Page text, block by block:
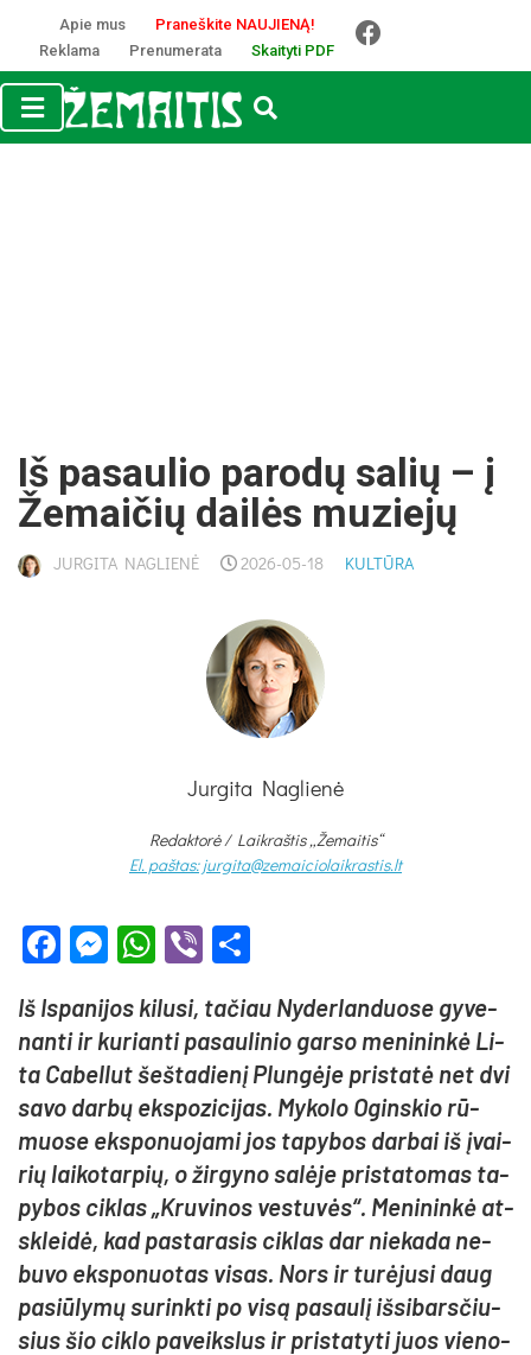
Apie mus
Praneškite NAUJIENĄ!
Reklama
Prenumerata Skaityti PDF
Iš pa­sau­lio pa­ro­dų sa­lių – į
Že­mai­čių dai­lės mu­zie­jų
JURGITA NAGLIENĖ 2026-05-18 KULTŪRA
Jurgita Naglienė
Redaktorė / Laikraštis „Žemaitis“
El. paštas: jurgita@zemaiciolaikrastis.lt
Facebook
Messenger
WhatsApp
Viber
Iš Is­pa­ni­jos ki­lu­si, ta­čiau Ny­der­lan­duo­se gy­ve­
nan­ti ir ku­rian­ti pa­sau­li­nio gar­so me­ni­nin­kė Li­
ta Ca­bel­lut šeš­ta­die­nį Plun­gė­je pri­sta­tė net dvi
sa­vo dar­bų eks­po­zi­ci­jas. My­ko­lo Ogins­kio rū­
muo­se eks­po­nuo­ja­mi jos ta­py­bos dar­bai iš įvai­
rių lai­ko­tar­pių, o žir­gy­no sa­lė­je pri­sta­to­mas ta­
py­bos cik­las „Kru­vi­nos ves­tu­vės“. Me­ni­nin­kė at­
sklei­dė, kad pa­sta­ra­sis cik­las dar nie­ka­da ne­
bu­vo eks­po­nuo­tas vi­sas. Nors ir tu­rė­ju­si daug
pa­siū­ly­mų su­rink­ti po vi­są pa­sau­lį iš­si­bars­čiu­
sius šio cik­lo pa­veiks­lus ir pri­sta­ty­ti juos vie­no­